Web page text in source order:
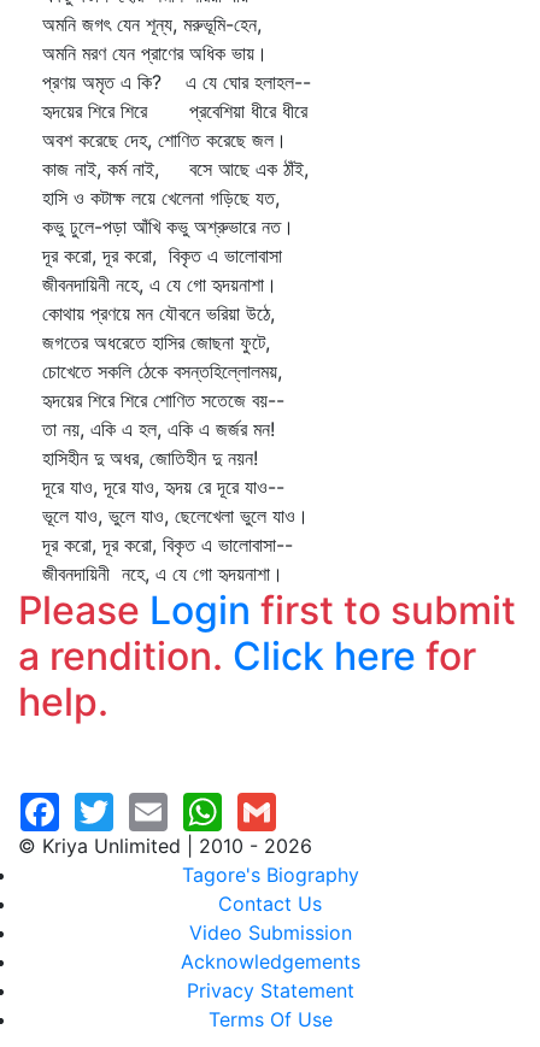
অমনি জগৎ যেন শূন্য, মরুভূমি-হেন,
অমনি মরণ যেন প্রাণের অধিক ভায়।
প্রণয় অমৃত এ কি? এ যে ঘোর হলাহল--
হৃদয়ের শিরে শিরে প্রবেশিয়া ধীরে ধীরে
অবশ করেছে দেহ, শোণিত করেছে জল।
কাজ নাই, কর্ম নাই, বসে আছে এক ঠাঁই,
হাসি ও কটাক্ষ লয়ে খেলেনা গড়িছে যত,
কভু ঢুলে-পড়া আঁখি কভু অশ্রুভারে নত।
দূর করো, দূর করো, বিকৃত এ ভালোবাসা
জীবনদায়িনী নহে, এ যে গো হৃদয়নাশা।
কোথায় প্রণয়ে মন যৌবনে ভরিয়া উঠে,
জগতের অধরেতে হাসির জোছনা ফুটে,
চোখেতে সকলি ঠেকে বসন্তহিল্লোলময়,
হৃদয়ের শিরে শিরে শোণিত সতেজে বয়--
তা নয়, একি এ হল, একি এ জর্জর মন!
হাসিহীন দু অধর, জোতিহীন দু নয়ন!
দূরে যাও, দূরে যাও, হৃদয় রে দূরে যাও--
ভূলে যাও, ভুলে যাও, ছেলেখেলা ভুলে যাও।
দূর করো, দূর করো, বিকৃত এ ভালোবাসা--
জীবনদায়িনী নহে, এ যে গো হৃদয়নাশা।
Please Login first to submit
a rendition. Click here for
help.
© Kriya Unlimited | 2010 - 2026
Tagore's Biography
Contact Us
Video Submission
Acknowledgements
Privacy Statement
Terms Of Use